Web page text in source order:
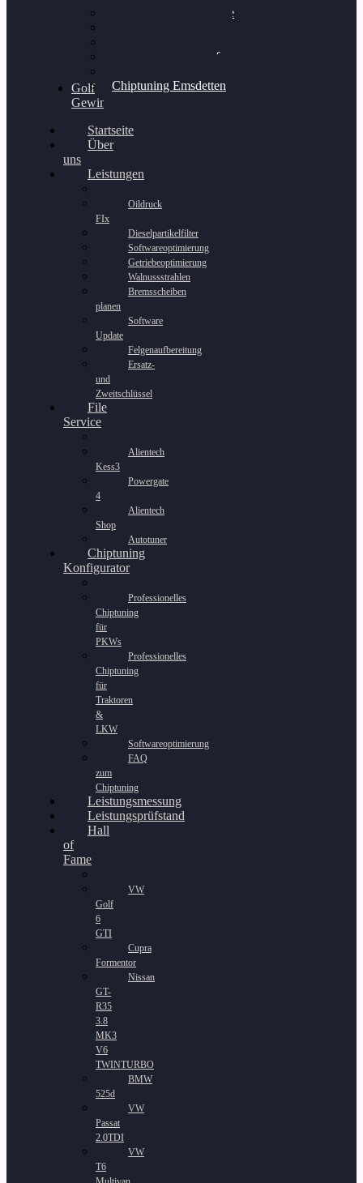
Bilgenroth Performance
Chiptuning Schüttorf
Chiptuning Emsdetten
Golf
Gewinnspiel
Startseite
Über
uns
Leistungen
Oildruck
FIx
Dieselpartikelfilter
Softwareoptimierung
Getriebeoptimierung
Walnussstrahlen
Bremsscheiben
planen
Software
Update
Felgenaufbereitung
Ersatz-
und
Zweitschlüssel
File
Service
Alientech
Kess3
Powergate
4
Alientech
Shop
Autotuner
Chiptuning
Konfigurator
Professionelles
Chiptuning
für
PKWs
Professionelles
Chiptuning
für
Traktoren
&
LKW
Softwareoptimierung
FAQ
zum
Chiptuning
Leistungsmessung
Leistungsprüfstand
Hall
of
Fame
VW
Golf
6
GTI
Cupra
Formentor
Nissan
GT-
R35
3.8
MK3
V6
TWINTURBO
BMW
525d
VW
Passat
2.0TDI
VW
T6